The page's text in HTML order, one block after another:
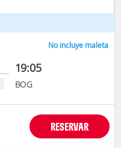
No incluye maleta
19:05
BOG
RESERVAR